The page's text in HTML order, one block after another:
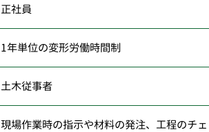
正社員
1年単位の変形労働時間制
土木従事者
現場作業時の指示や材料の発注、工程のチ